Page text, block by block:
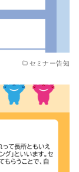
セミナー告知